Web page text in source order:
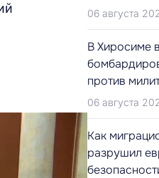
06 августа
В Хиросиме
против
06 августа
Как
разрушил